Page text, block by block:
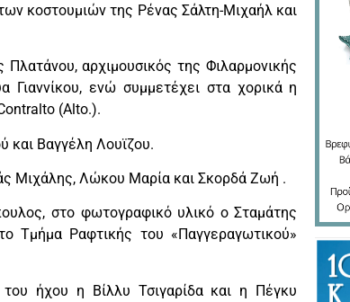
κοστουμιών της Ρένας Σάλτη-Μιχαήλ και
αρχιμουσικός της Φιλαρμονικής
ενώ συμμετέχει στα χορικά η
(Alto.).
και Βαγγέλη Λουϊζου.
Μιχάλης, Λώκου Μαρία και Σκορδά Ζωή .
στο φωτογραφικό υλικό ο Σταμάτης
Τμήμα Ραφτικής του «Παγγεραγωτικού»
ήχου η Βίλλυ Τσιγαρίδα και η Πέγκυ